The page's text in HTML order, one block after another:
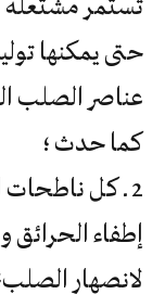
حتى يمكنها
عناصر الصلب
كما حدث ؛
2 ـ كل
إطفاء الحرائق
لانصهار